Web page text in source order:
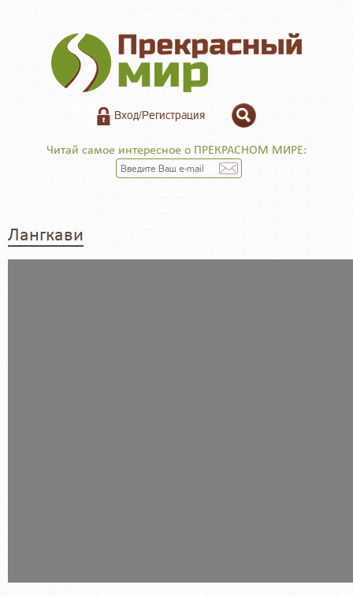
Вход/Регистрация
Читай самое интересное о ПРЕКРАСНОМ МИРЕ:
Лангкави